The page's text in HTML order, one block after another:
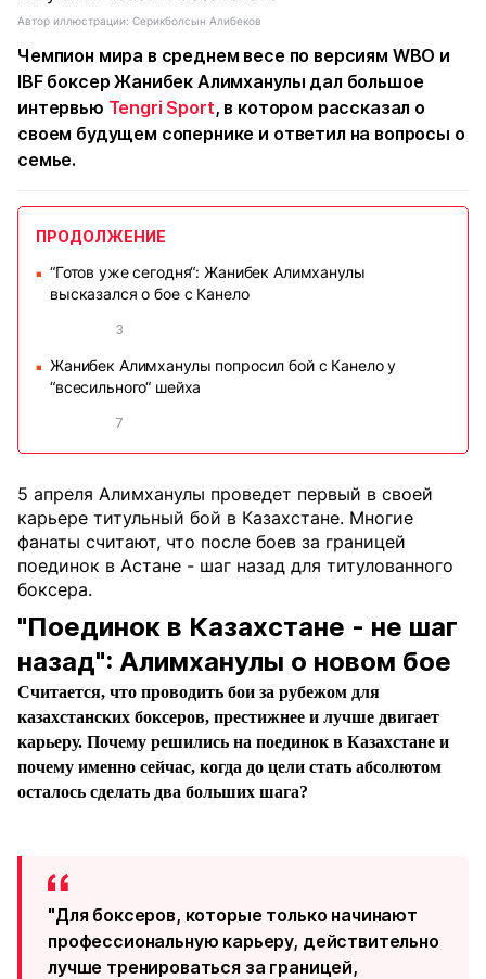
Автор иллюстрации: Серикболсын Алибеков
Чемпион мира в среднем весе по версиям WBO и
IBF боксер Жанибек Алимханулы дал большое
интервью Tengri Sport, в котором рассказал о
своем будущем сопернике и ответил на вопросы о
семье.
ПРОДОЛЖЕНИЕ
■
“Готов уже сегодня“: Жанибек Алимханулы
высказался о бое с Канело
3
■
Жанибек Алимханулы попросил бой с Канело у
“всесильного“ шейха
7
5 апреля Алимханулы проведет первый в своей
карьере титульный бой в Казахстане. Многие
фанаты считают, что после боев за границей
поединок в Астане - шаг назад для титулованного
боксера.
"Поединок в Казахстане - не шаг
назад": Алимханулы о новом бое
Считается, что проводить бои за рубежом для
казахстанских боксеров, престижнее и лучше двигает
карьеру. Почему решились на поединок в Казахстане и
почему именно сейчас, когда до цели стать абсолютом
осталось сделать два больших шага?
"Для боксеров, которые только начинают
профессиональную карьеру, действительно
лучше тренироваться за границей,